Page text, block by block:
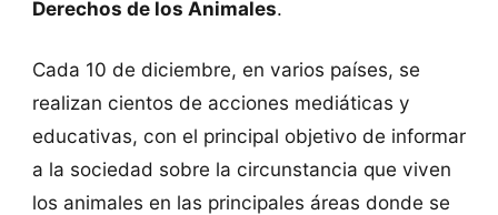
Derechos de los Animales.
Cada 10 de diciembre, en varios países, se
realizan cientos de acciones mediáticas y
educativas, con el principal objetivo de informar
a la sociedad sobre la circunstancia que viven
los animales en las principales áreas donde se